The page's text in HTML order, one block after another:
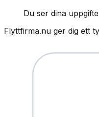
Du ser dina
Flyttfirma.nu ger dig ett